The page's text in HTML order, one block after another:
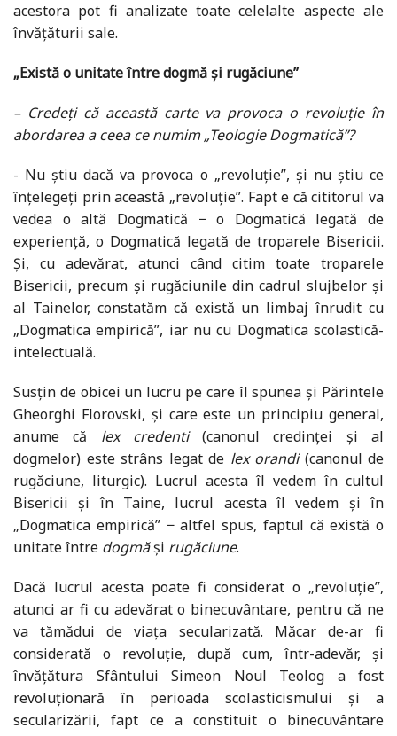
acestora pot fi analizate toate celelalte aspecte ale
învățăturii sale.
„Există o unitate între dogmă și rugăciune”
– Credeți că această carte va provoca o revoluție în
abordarea a ceea ce numim „Teologie Dogmatică”?
- Nu știu dacă va provoca o „revoluție”, și nu știu ce
înțelegeți prin această „revoluție”. Fapt e că cititorul va
vedea o altă Dogmatică − o Dogmatică legată de
experiență, o Dogmatică legată de troparele Bisericii.
Și, cu adevărat, atunci când citim toate troparele
Bisericii, precum și rugăciunile din cadrul slujbelor și
al Tainelor, constatăm că există un limbaj înrudit cu
„Dogmatica empirică”, iar nu cu Dogmatica scolastică-
intelectuală.
Susțin de obicei un lucru pe care îl spunea și Părintele
Gheorghi Florovski, și care este un principiu general,
anume că lex credenti(canonul credinței și al
dogmelor) este strâns legat de lex orandi(canonul de
rugăciune, liturgic). Lucrul acesta îl vedem în cultul
Bisericii și în Taine, lucrul acesta îl vedem și în
„Dogmatica empirică” − altfel spus, faptul că există o
unitate între dogmăși rugăciune.
Dacă lucrul acesta poate fi considerat o „revoluție”,
atunci ar fi cu adevărat o binecuvântare, pentru că ne
va tămădui de viața secularizată. Măcar de-ar fi
considerată o revoluție, după cum, într-adevăr, și
învățătura Sfântului Simeon Noul Teolog a fost
revoluționară în perioada scolasticismului și a
secularizării, fapt ce a constituit o binecuvântare